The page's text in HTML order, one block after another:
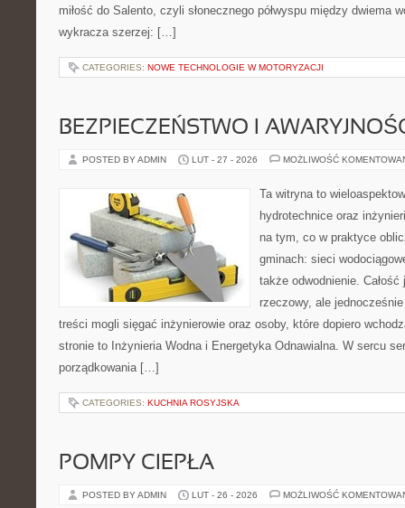
miłość do Salento, czyli słonecznego półwyspu między dwiema
wykracza szerzej: […]
CATEGORIES: NOWE TECHNOLOGIE W MOTORYZACJI
BEZPIECZEŃSTWO I
POSTED BY ADMIN LUT - 27 - 2026 MOŻLIWOŚĆ
Ta witryna to
hydrotechnice oraz
na tym, co w praktyce
gminach: sieci
także odwodnienie.
rzeczowy, ale
treści mogli sięgać inżynierowie oraz osoby, które dopiero
stronie to Inżynieria Wodna i Energetyka Odnawialna. W sercu
porządkowania […]
CATEGORIES: KUCHNIA ROSYJSKA
POMPY CIEPŁA
POSTED BY ADMIN LUT - 26 - 2026 MOŻLIWOŚĆ